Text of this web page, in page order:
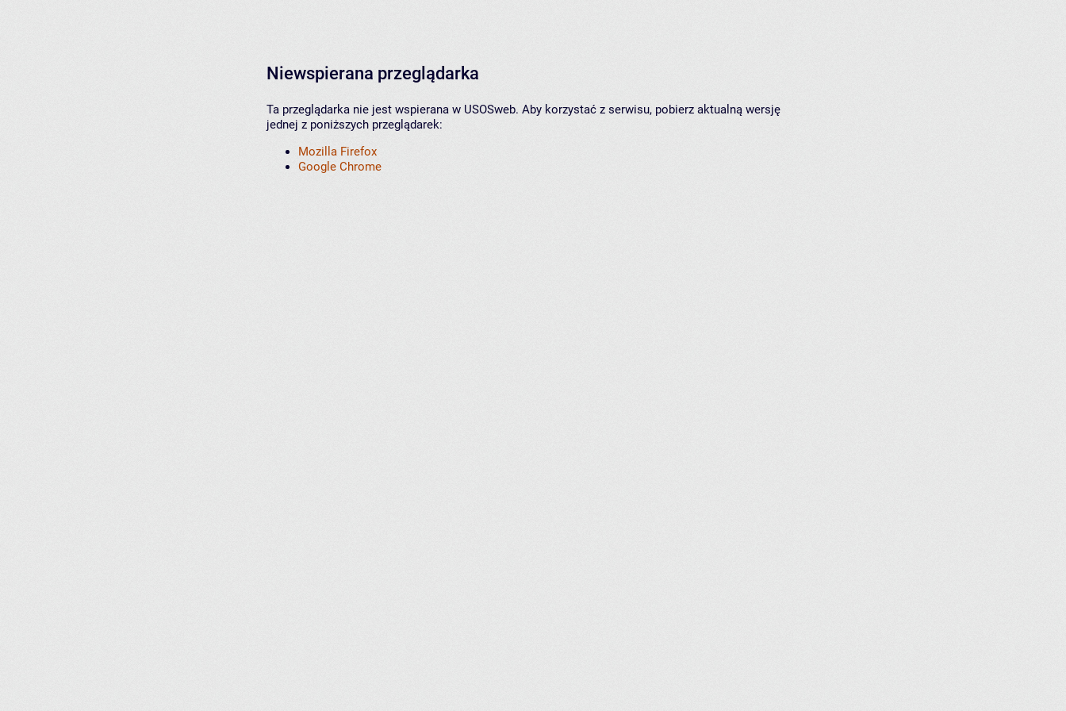
Niewspierana przeglądarka
Ta przeglądarka nie jest wspierana w USOSweb. Aby korzystać z serwisu, pobierz aktualną wersję
jednej z poniższych przeglądarek:
Mozilla Firefox
Google Chrome